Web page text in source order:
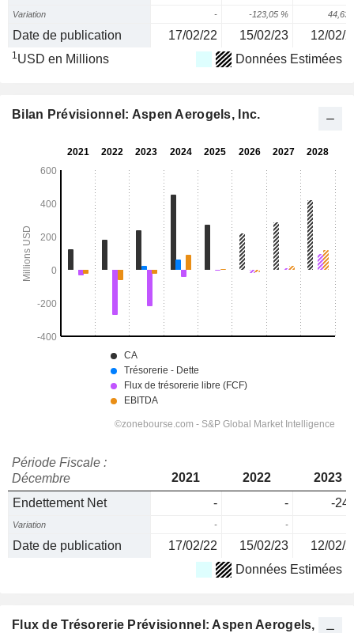
Variation - -123,05 % 44,63
Date de publication 17/02/22 15/02/23 12/02/
1USD en Millions Données Estimées
Bilan Prévisionnel: Aspen Aerogels, Inc.
Période Fiscale :
Décembre
2021 2022
2023
Endettement Net
- - -
Variation - -
Date de publication 17/02/22 15/02/23
12/02/
Données Estimées
Flux de Trésorerie Prévisionnel: Aspen Aerogels,